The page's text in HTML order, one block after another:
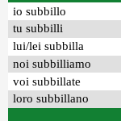
io subbillo
tu subbilli
lui/lei subbilla
noi subbilliamo
voi subbillate
loro subbillano